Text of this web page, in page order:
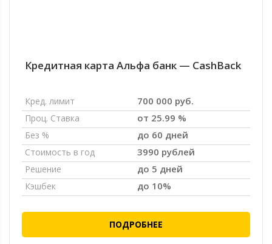
Кредитная карта Альфа банк — CashBack
Кред. лимит 700 000 руб.
Проц. Ставка от 25.99 %
Без % до 60 дней
Стоимость в год 3990 рублей
Решение до 5 дней
Кэшбек до 10%
ПОДРОБНЕЕ